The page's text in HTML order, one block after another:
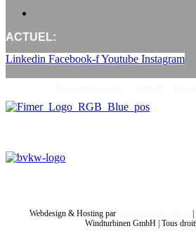
ACTUEL:
Linkedin Facebook-fYoutube Instagram
Webdesign & Hosting par
Windturbinen GmbH | Tous